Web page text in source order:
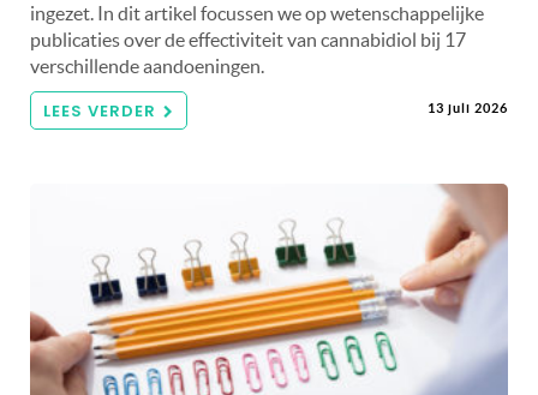
ingezet. In dit artikel focussen we op wetenschappelijke
publicaties over de effectiviteit van cannabidiol bij 17
verschillende aandoeningen.
LEES VERDER 13 juli 2026